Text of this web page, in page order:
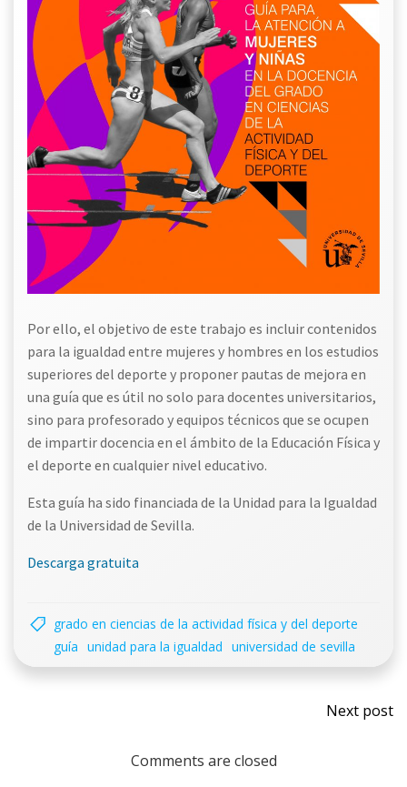
Por ello, el objetivo de este trabajo es incluir contenidos
para la igualdad entre mujeres y hombres en los estudios
superiores del deporte y proponer pautas de mejora en
una guía que es útil no solo para docentes universitarios,
sino para profesorado y equipos técnicos que se ocupen
de impartir docencia en el ámbito de la Educación Física y
el deporte en cualquier nivel educativo.
Esta guía ha sido financiada de la Unidad para la Igualdad
de la Universidad de Sevilla.
Descarga gratuita
grado en ciencias de la actividad física y del deporte
guía unidad para la igualdad universidad de sevilla
Next post
Comments are closed